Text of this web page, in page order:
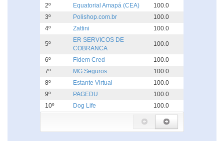
2º Equatorial Amapá (CEA)
100.0
3º
Polishop.com.br
100.0
4º
Zattini 100.0
5º
ER SERVICOS DE
COBRANCA
100.0
6º Fidem Cred
100.0
7º
MG Seguros
100.0
8º
Estante Virtual
100.0
9º
PAGEDU
100.0
10º
Dog Life 100.0